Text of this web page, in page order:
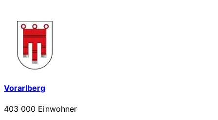
Vorarlberg
403 000 Einwohner